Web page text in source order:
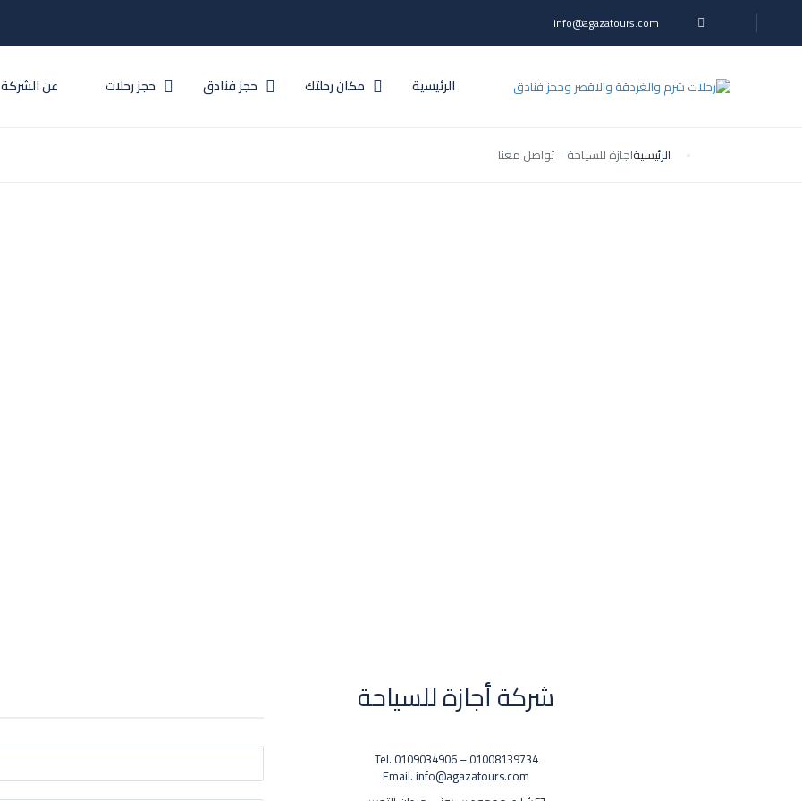
info@agazatours.com
الرئيسية مكان رحلتك حجز فنادق حجز رحلات عن الشركة
الرئيسيةاجازة للسياحة – تواصل معنا
شركة أجازة للسياحة
Tel. 0109034906 – 01008139734
Email. info@agazatours.com